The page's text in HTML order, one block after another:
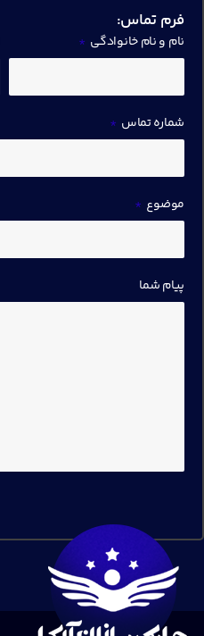
فرم تماس:
نام و نام خانوادگی
شماره تماس
موضوع
پیام شما